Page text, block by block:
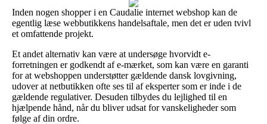
Inden nogen shopper i en Caudalie internet webshop kan de
egentlig læse webbutikkens handelsaftale, men det er uden tvivl
et omfattende projekt.
Et andet alternativ kan være at undersøge hvorvidt e-
forretningen er godkendt af e-mærket, som kan være en garanti
for at webshoppen understøtter gældende dansk lovgivning,
udover at netbutikken ofte ses til af eksperter som er inde i de
gældende regulativer. Desuden tilbydes du lejlighed til en
hjælpende hånd, når du bliver udsat for vanskeligheder som
følge af din ordre.